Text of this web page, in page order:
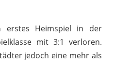
erstes Heimspiel in der
mit 3:1 verloren.
jedoch eine mehr als